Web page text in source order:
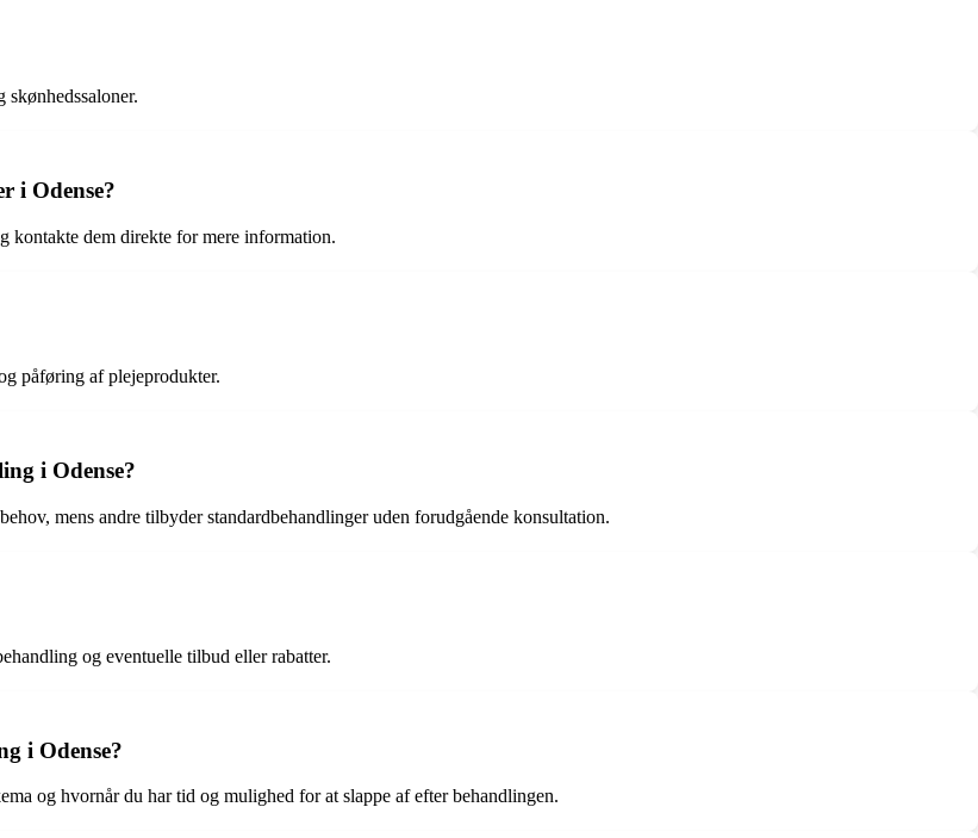
i Odense?
kontakte dem direkte for mere information.
påføring af plejeprodukter.
i Odense?
mens andre tilbyder standardbehandlinger uden forudgående konsultation.
og eventuelle tilbud eller rabatter.
i Odense?
og hvornår du har tid og mulighed for at slappe af efter behandlingen.